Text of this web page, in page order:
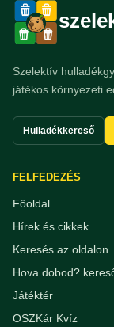
Szelektív
játékos környezeti
Hulladékkereső
FELFEDEZÉS
Főoldal
Hírek és cikkek
Keresés az oldalon
Hova dobod?
Játéktér
OSZKár Kvíz